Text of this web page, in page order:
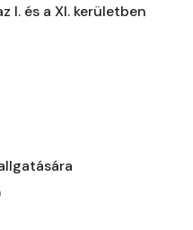
I. és a XI. kerületben